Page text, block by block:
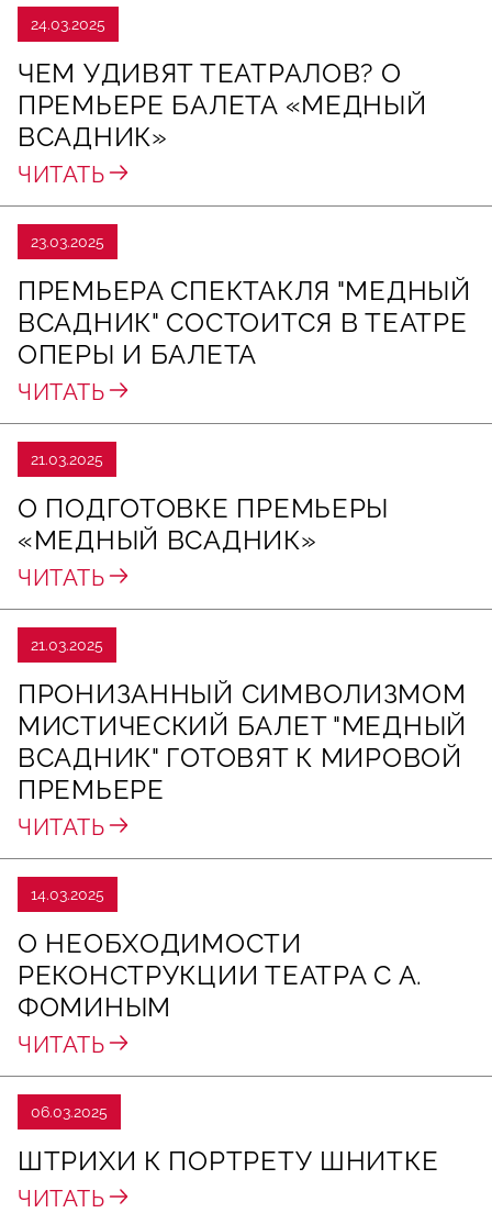
24.03.2025
ЧЕМ УДИВЯТ ТЕАТРАЛОВ? О
ПРЕМЬЕРЕ БАЛЕТА «МЕДНЫЙ
ВСАДНИК»
ЧИТАТЬ
23.03.2025
ПРЕМЬЕРА СПЕКТАКЛЯ "МЕДНЫЙ
ВСАДНИК" СОСТОИТСЯ В ТЕАТРЕ
ОПЕРЫ И БАЛЕТА
ЧИТАТЬ
21.03.2025
О ПОДГОТОВКЕ ПРЕМЬЕРЫ
«МЕДНЫЙ ВСАДНИК»
ЧИТАТЬ
21.03.2025
ПРОНИЗАННЫЙ СИМВОЛИЗМОМ
МИСТИЧЕСКИЙ БАЛЕТ "МЕДНЫЙ
ВСАДНИК" ГОТОВЯТ К МИРОВОЙ
ПРЕМЬЕРЕ
ЧИТАТЬ
14.03.2025
О НЕОБХОДИМОСТИ
РЕКОНСТРУКЦИИ ТЕАТРА С А.
ФОМИНЫМ
ЧИТАТЬ
06.03.2025
ШТРИХИ К ПОРТРЕТУ ШНИТКЕ
ЧИТАТЬ